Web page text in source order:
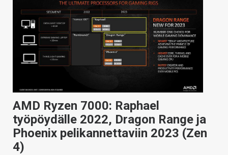
AMD Ryzen 7000: Raphael
työpöydälle 2022, Dragon Range ja
Phoenix pelikannettaviin 2023 (Zen
4)